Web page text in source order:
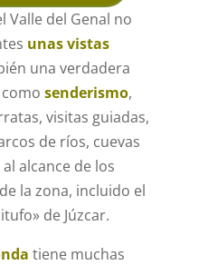
Valle del Genal no
unas vistas
una verdadera
senderismo,
visitas guiadas,
de ríos, cuevas
alcance de los
la zona, incluido el
de Júzcar.
tiene muchas